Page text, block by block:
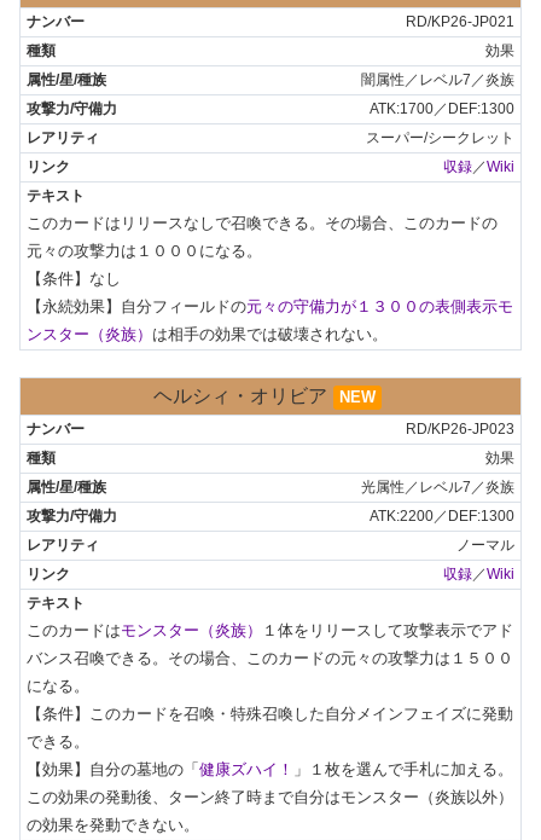
RD/KP26-JP021
効果
闇属性／レベル7／炎族
ATK:1700／DEF:1300
スーパー/シークレット
収録 ／Wiki
このカードはリリースなしで召喚できる。その場合、このカードの
元々の攻撃力は１０００になる。
【条件】なし
【永続効果】自分フィールドの元々の守備力が１３００の表側表示モ
ンスター（炎族） は相手の効果では破壊されない。
ヘルシィ・オリビア NEW
RD/KP26-JP023
効果
光属性／レベル7／炎族
ATK:2200／DEF:1300
ノーマル
収録／Wiki
このカードはモンスター（炎族）
１体をリリースして攻撃表示でアド
バンス召喚できる。その場合、このカードの元々の攻撃力は１５００
になる。
【条件】このカードを召喚・特殊召喚した自分メインフェイズに発動
できる。
【効果】自分の墓地の「 健康ズハイ！ 」１枚を選んで手札に加える。
この効果の発動後、ターン終了時まで自分はモンスター（炎族以外）
の効果を発動できない。